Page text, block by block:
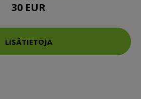
30 EUR
LISÄTIETOJA